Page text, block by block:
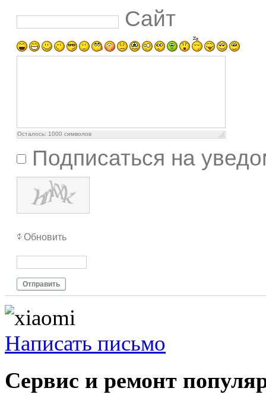
Сайт
Осталось: 1000 символов
Подписаться на
Обновить
Отправить
Написать письмо
Сервис и ремонт